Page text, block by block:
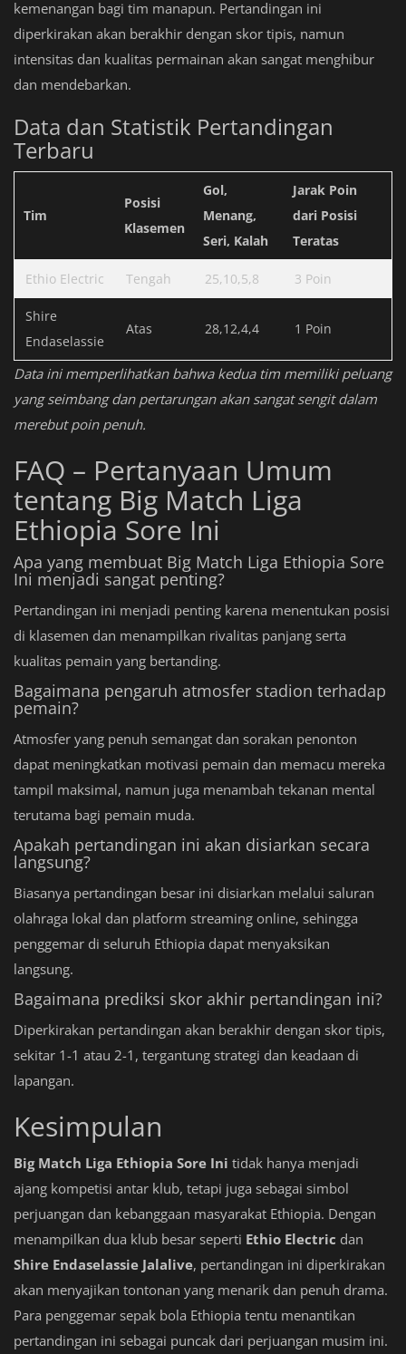
kemenangan bagi tim manapun. Pertandingan ini
diperkirakan akan berakhir dengan skor tipis, namun
intensitas dan kualitas permainan akan sangat menghibur
dan mendebarkan.
Data dan Statistik Pertandingan
Terbaru
Tim
Posisi
Klasemen
Gol,
Menang,
Seri, Kalah
Jarak Poin
dari Posisi
Teratas
Ethio Electric Tengah 25,10,5,8 3 Poin
Shire
Endaselassie
Atas 28,12,4,4 1 Poin
Data ini memperlihatkan bahwa kedua tim memiliki peluang
yang seimbang dan pertarungan akan sangat sengit dalam
merebut poin penuh.
FAQ – Pertanyaan Umum
tentang Big Match Liga
Ethiopia Sore Ini
Apa yang membuat Big Match Liga Ethiopia Sore
Ini menjadi sangat penting?
Pertandingan ini menjadi penting karena menentukan posisi
di klasemen dan menampilkan rivalitas panjang serta
kualitas pemain yang bertanding.
Bagaimana pengaruh atmosfer stadion terhadap
pemain?
Atmosfer yang penuh semangat dan sorakan penonton
dapat meningkatkan motivasi pemain dan memacu mereka
tampil maksimal, namun juga menambah tekanan mental
terutama bagi pemain muda.
Apakah pertandingan ini akan disiarkan secara
langsung?
Biasanya pertandingan besar ini disiarkan melalui saluran
olahraga lokal dan platform streaming online, sehingga
penggemar di seluruh Ethiopia dapat menyaksikan
langsung.
Bagaimana prediksi skor akhir pertandingan ini?
Diperkirakan pertandingan akan berakhir dengan skor tipis,
sekitar 1-1 atau 2-1, tergantung strategi dan keadaan di
lapangan.
Kesimpulan
Big Match Liga Ethiopia Sore Ini tidak hanya menjadi
ajang kompetisi antar klub, tetapi juga sebagai simbol
perjuangan dan kebanggaan masyarakat Ethiopia. Dengan
menampilkan dua klub besar seperti Ethio Electric dan
Shire Endaselassie Jalalive, pertandingan ini diperkirakan
akan menyajikan tontonan yang menarik dan penuh drama.
Para penggemar sepak bola Ethiopia tentu menantikan
pertandingan ini sebagai puncak dari perjuangan musim ini.